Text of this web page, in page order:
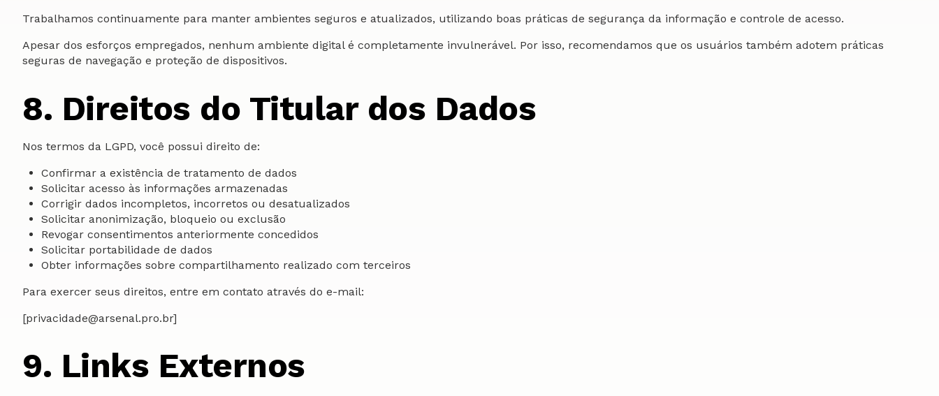
Trabalhamos continuamente para manter ambientes seguros e atualizados, utilizando boas práticas de segurança da informação e controle de acesso.
Apesar dos esforços empregados, nenhum ambiente digital é completamente invulnerável. Por isso, recomendamos que os usuários também adotem práticas
seguras de navegação e proteção de dispositivos.
8. Direitos do Titular dos Dados
Nos termos da LGPD, você possui direito de:
Confirmar a existência de tratamento de dados
Solicitar acesso às informações armazenadas
Corrigir dados incompletos, incorretos ou desatualizados
Solicitar anonimização, bloqueio ou exclusão
Revogar consentimentos anteriormente concedidos
Solicitar portabilidade de dados
Obter informações sobre compartilhamento realizado com terceiros
Para exercer seus direitos, entre em contato através do e-mail:
[privacidade@arsenal.pro.br]
9. Links Externos